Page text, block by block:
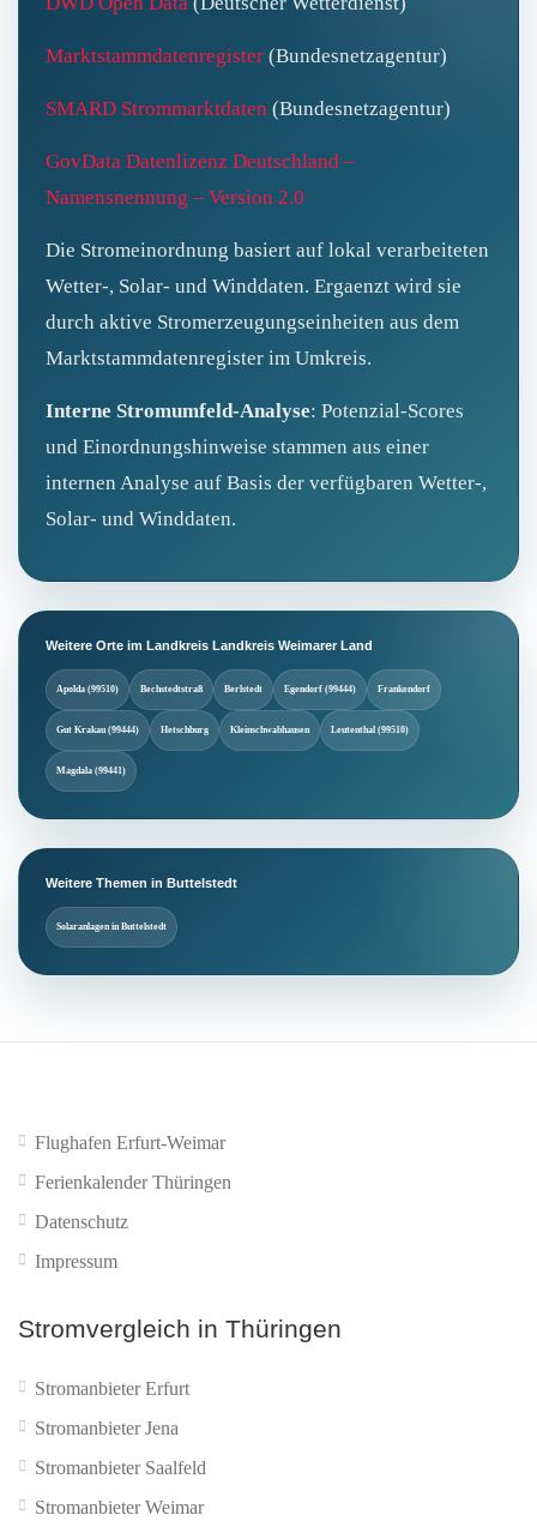
Marktstammdatenregister (Bundesnetzagentur)
SMARD Strommarktdaten (Bundesnetzagentur)
GovData Datenlizenz Deutschland –
Namensnennung – Version 2.0
Die Stromeinordnung basiert auf lokal verarbeiteten
Wetter-, Solar- und Winddaten. Ergaenzt wird sie
durch aktive Stromerzeugungseinheiten aus dem
Marktstammdatenregister im Umkreis.
Interne Stromumfeld-Analyse: Potenzial-Scores
und Einordnungshinweise stammen aus einer
internen Analyse auf Basis der verfügbaren Wetter-,
Solar- und Winddaten.
Weitere Orte im Landkreis Landkreis Weimarer Land
Apolda (99510) Bechstedtstraß Berlstedt Egendorf (99444) Frankendorf
Gut Krakau (99444) Hetschburg Kleinschwabhausen Leutenthal (99510)
Magdala (99441)
Weitere Themen in Buttelstedt
Solaranlagen in Buttelstedt
Flughafen Erfurt-Weimar
Ferienkalender Thüringen
Datenschutz
Impressum
Stromvergleich in Thüringen
Stromanbieter Erfurt
Stromanbieter Jena
Stromanbieter Saalfeld
Stromanbieter Weimar